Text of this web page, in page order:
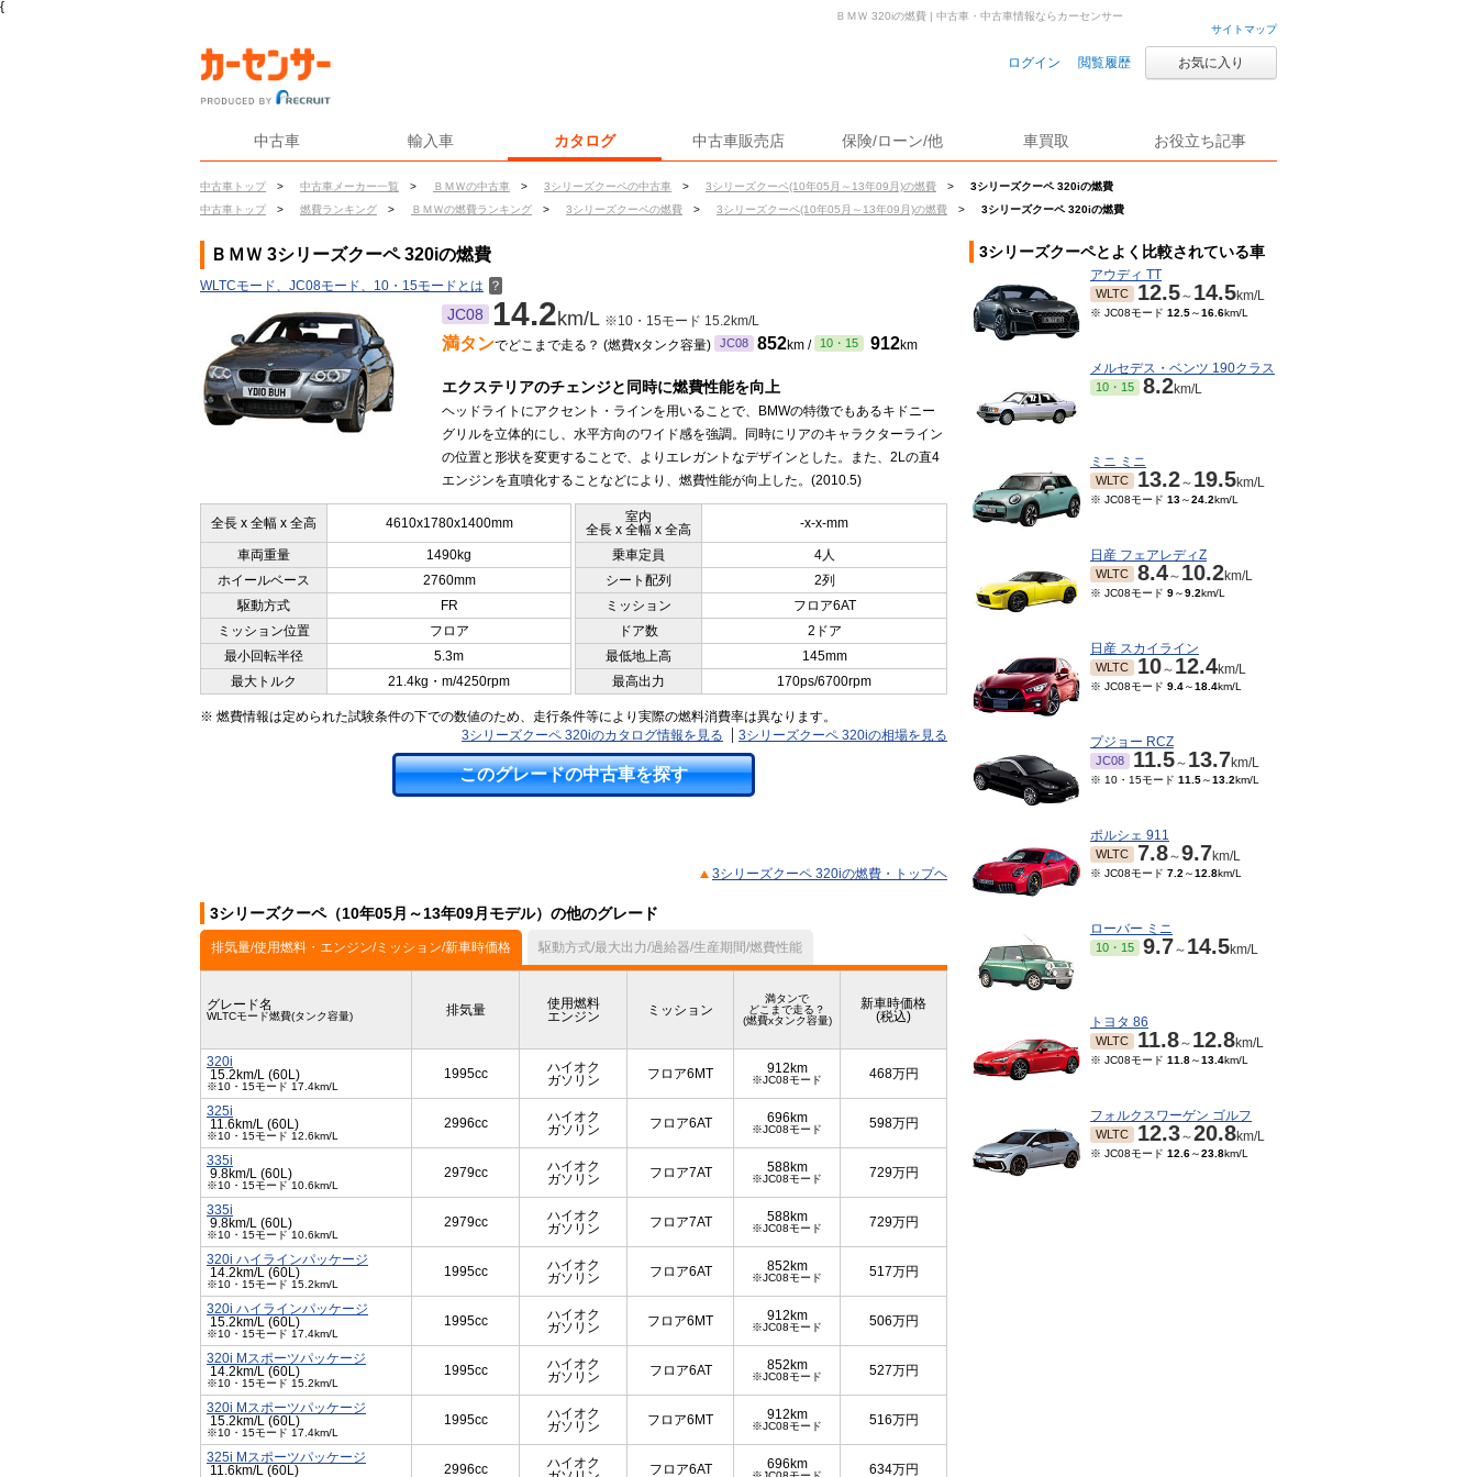
{
サイトマップ
ログイン 閲覧履歴 お気に入り
中古車 輸入車 カタログ 中古車販売店 保険/ローン/他 車買取 お役立ち記事
中古車トップ > 中古車メーカー一覧 > ＢＭＷの中古車 > 3シリーズクーペの中古車 > 3シリーズクーペ(10年05月～13年09月)の燃費 >
3シリーズクーペ 320iの燃費
中古車トップ
> 燃費ランキング > ＢＭＷの燃費ランキング > 3シリーズクーペの燃費 > 3シリーズクーペ(10年05月～13年09月)の燃費 > 3シリーズクーペ 320iの燃費
ＢＭＷ 320iの燃費 | 中古車・中古車情報ならカーセンサー
ＢＭＷ 3シリーズクーペ 320iの燃費
WLTCモード、JC08モード、10・15モードとは ？
JC08 14.2km/L ※10・15モード 15.2km/L
満タンでどこまで走る？ (燃費xタンク容量) JC08 852km / 10・15 912km
エクステリアのチェンジと同時に燃費性能を向上
ヘッドライトにアクセント・ラインを用いることで、BMWの特徴でもあるキドニー
グリルを立体的にし、水平方向のワイド感を強調。同時にリアのキャラクターライン
の位置と形状を変更することで、よりエレガントなデザインとした。また、2Lの直4
エンジンを直噴化することなどにより、燃費性能が向上した。(2010.5)
全長 x 全幅 x 全高 4610x1780x1400mm
室内
全長 x 全幅 x 全高
-x-x-mm
車両重量 1490kg 乗車定員
4人
ホイールベース
2760mm シート配列
2列
駆動方式
FR ミッション
フロア6AT
ミッション位置
フロア ドア数
2ドア
最小回転半径
5.3m 最低地上高
145mm
最大トルク
21.4kg・m/4250rpm 最高出力 170ps/6700rpm
※ 燃費情報は定められた試験条件の下での数値のため、走行条件等により実際の燃料消費率は異なります。
3シリーズクーペ 320iのカタログ情報を見る
3シリーズクーペ 320iの相場を見る
このグレードの中古車を探す
3シリーズクーペ 320iの燃費・トップヘ
3シリーズクーペ（10年05月～13年09月モデル）の他のグレード
排気量/使用燃料・エンジン/ミッション/新車時価格 駆動方式/最大出力/過給器/生産期間/燃費性能
グレード名
WLTCモード燃費(タンク容量) 排気量
使用燃料
エンジン
ミッション
満タンで
どこまで走る？
(燃費xタンク容量)
新車時価格
(税込)
320i
15.2km/L (60L)
※10・15モード 17.4km/L
1995cc
ハイオク
ガソリン
フロア6MT 912km
※JC08モード 468万円
325i
11.6km/L (60L)
※10・15モード 12.6km/L
2996cc
ハイオク
ガソリン
フロア6AT 696km
※JC08モード 598万円
335i
9.8km/L (60L)
※10・15モード 10.6km/L
2979cc
ハイオク
ガソリン
フロア7AT 588km
※JC08モード 729万円
335i
9.8km/L (60L)
※10・15モード 10.6km/L
2979cc
ハイオク
ガソリン
フロア7AT 588km
※JC08モード 729万円
320i ハイラインパッケージ
14.2km/L (60L)
※10・15モード 15.2km/L
1995cc
ハイオク
ガソリン
フロア6AT 852km
※JC08モード 517万円
320i ハイラインパッケージ
15.2km/L (60L)
※10・15モード 17.4km/L
1995cc
ハイオク
ガソリン
フロア6MT 912km
※JC08モード 506万円
320i Mスポーツパッケージ
14.2km/L (60L)
※10・15モード 15.2km/L
1995cc
ハイオク
ガソリン
フロア6AT 852km
※JC08モード 527万円
320i Mスポーツパッケージ
15.2km/L (60L)
※10・15モード 17.4km/L
1995cc
ハイオク
ガソリン
フロア6MT 912km
※JC08モード 516万円
325i Mスポーツパッケージ
11.6km/L (60L)
2996cc
ハイオク
フロア6AT 696km 634万円
3シリーズクーペとよく比較されている車
アウディ TT
WLTC 12.5～ 14.5km/L
※ JC08モード 12.5～16.6km/L
メルセデス・ベンツ 190クラス
10・15 8.2km/L
ミニ ミニ
WLTC 13.2～ 19.5km/L
※ JC08モード 13～24.2km/L
日産 フェアレディZ
WLTC 8.4～ 10.2km/L
※ JC08モード 9～9.2km/L
日産 スカイライン
WLTC 10～ 12.4km/L
※ JC08モード 9.4～18.4km/L
プジョー RCZ
JC08 11.5～ 13.7km/L
※ 10・15モード 11.5～13.2km/L
ポルシェ 911
WLTC 7.8～9.7km/L
※ JC08モード 7.2 ～12.8km/L
ローバー ミニ
10・15 9.7～ 14.5km/L
トヨタ 86
WLTC 11.8～ 12.8km/L
※ JC08モード 11.8～13.4km/L
フォルクスワーゲン ゴルフ
WLTC 12.3～20.8km/L
※ JC08モード 12.6～23.8km/L